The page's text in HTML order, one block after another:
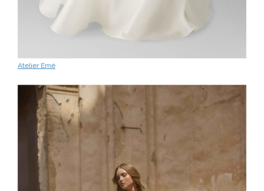
Atelier Emé